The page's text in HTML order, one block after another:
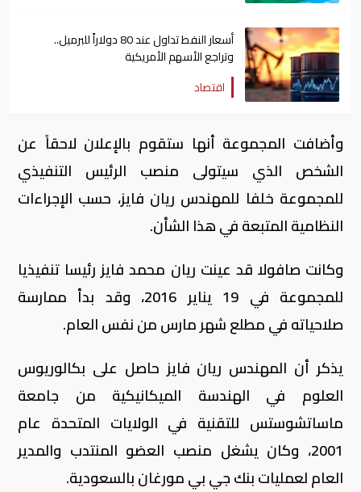
أسعار النفط تداول عند 80 دولاراً للبرميل..
وتراجع الأسهم الأمريكية
اقتصاد
وأضافت المجموعة أنها ستقوم بالإعلان لاحقاً عن
الشخص الذي سيتولى منصب الرئيس التنفيذي
للمجموعة خلفا للمهندس ريان فايز، حسب الإجراءات
النظامية المتبعة في هذا الشأن.
وكانت صافولا قد عينت ريان محمد فايز رئيسا تنفيذيا
للمجموعة في 19 يناير 2016، وقد بدأ ممارسة
صلاحياته في مطلع شهر مارس من نفس العام.
يذكر أن المهندس ريان فايز حاصل على بكالوريوس
العلوم في الهندسة الميكانيكية من جامعة
ماساتشوستس للتقنية في الولايات المتحدة عام
2001، وكان يشغل منصب العضو المنتدب والمدير
العام لعمليات بنك جي بي مورغان بالسعودية.